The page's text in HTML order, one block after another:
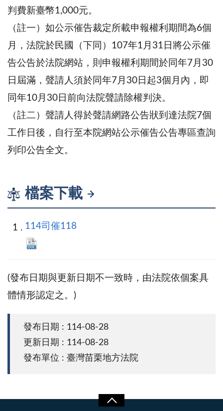
判費新臺幣1,000元。
（註一）如公示催告裁定所載申報權利期間為6個
月，法院於民國（下同）107年1月31日將公示催
告公告於法院網站，則申報權利期間於同年7月30
日屆滿，聲請人須於同年7月30日起3個月內，即
同年10月30日前向法院聲請除權判決。
（註二）聲請人得於聲請網路公告狀到達法院7個
工作日後，自行至本院網站公示催告公告專區查詢
列印公告全文。
檔案下載
114司催118
(發布日期與更新日期不一致時，由法院依個案具
體情形認定之。)
發布日期 : 114-08-28
更新日期 : 114-08-28
發布單位 : 臺灣苗栗地方法院